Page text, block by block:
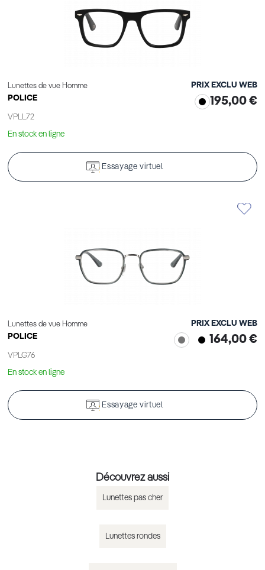
Lunettes de vue Homme
POLICE
VPLL72
PRIX EXCLU WEB
195,00 €
En stock en ligne
Essayage virtuel
Lunettes de vue Homme
POLICE
VPLG76
PRIX EXCLU WEB
164,00 €
En stock en ligne
Essayage virtuel
Découvrez aussi
Lunettes pas cher
Lunettes rondes